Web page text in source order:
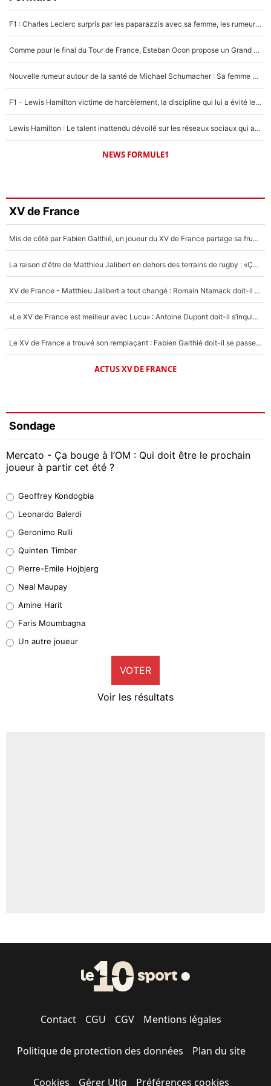
F1 : Charles Leclerc surpris par les paparazzis avec sa femme, les rumeurs étaient vraies !
Comme pour le final du Tour de France, Esteban Ocon propose un Grand Prix de Formule 1 à Paris : «Autour de l’Arc de Triomphe, ce serait génial» !
Nouvelle rumeur autour de la santé de Michael Schumacher : Sa femme Corinna sort du silence
F1 - Lewis Hamilton victime de harcèlement, la discipline qui lui a évité le pire : «J'aurais probablement mal tourné»
Lewis Hamilton : Le talent inattendu dévoilé sur les réseaux sociaux qui a impressionné Kim Kardashian pendant leurs vacances en amoureux !
NEWS FORMULE1
XV de France
Mis de côté par Fabien Galthié, un joueur du XV de France partage sa frustration : «ils ne me l’ont pas dit tout de suite»
La raison d'être de Matthieu Jalibert en dehors des terrains de rugby : «Ça m'atteint autant que si tu touches à un membre de ma famille»
XV de France - Matthieu Jalibert a tout changé : Romain Ntamack doit-il s’inquiéter pour sa place à un an de la Coupe du monde ?
«Le XV de France est meilleur avec Lucu» : Antoine Dupont doit-il s’inquiéter pour sa place ?
Le XV de France a trouvé son remplaçant : Fabien Galthié doit-il se passer d'Antoine Dupont ?
ACTUS XV DE FRANCE
Sondage
Mercato - Ça bouge à l’OM : Qui doit être le prochain
joueur à partir cet été ?
38%
32%
5%
1%
9%
Geoffrey Kondogbia
Leonardo Balerdi
Geronimo Rulli
Quinten Timber
Pierre-Emile Hojbjerg
Neal Maupay
Amine Harit
Faris Moumbagna
Un autre joueur
VOTER
Voir les résultats
Contact CGU CGV Mentions légales
Politique de protection des données Plan du site
Cookies Gérer Utiq Préférences cookies